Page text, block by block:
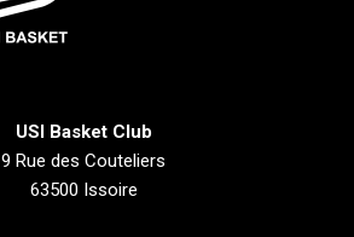
USI Basket Club
9 Rue des Couteliers
63500 Issoire